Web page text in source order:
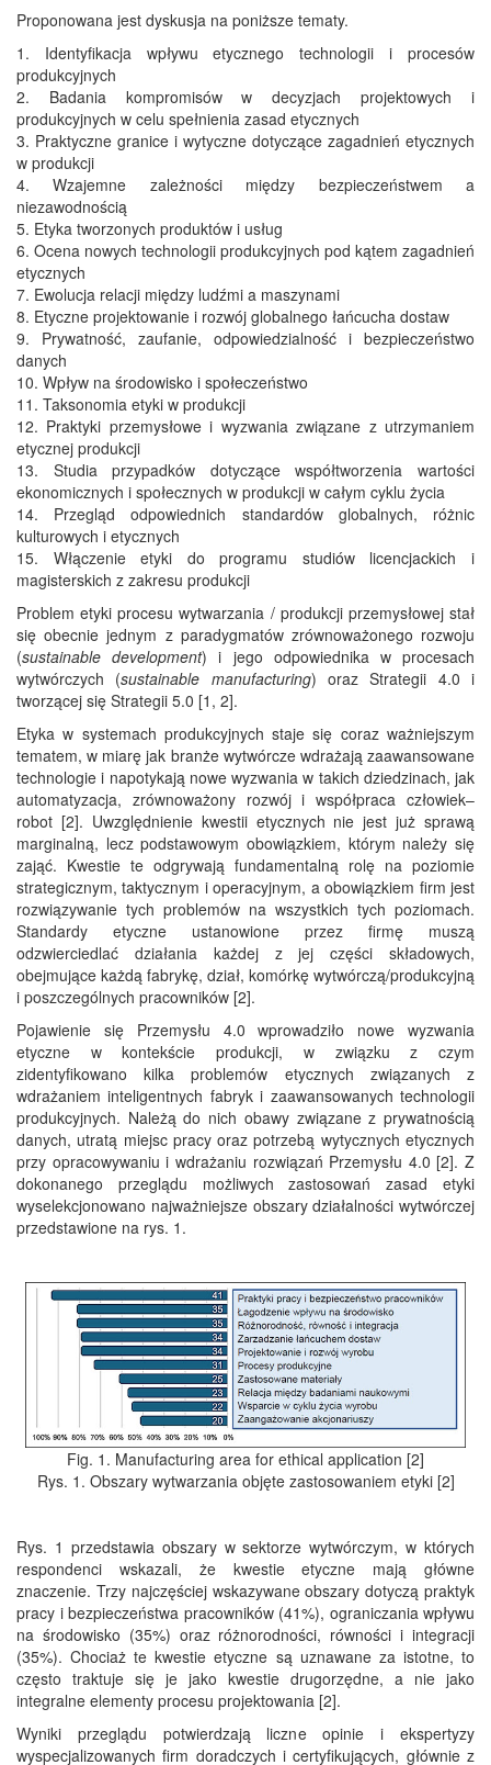
Proponowana jest dyskusja na poniższe tematy.
1. Identyfikacja wpływu etycznego technologii i procesów
produkcyjnych
2. Badania kompromisów w decyzjach projektowych i
produkcyjnych w celu spełnienia zasad etycznych
3. Praktyczne granice i wytyczne dotyczące zagadnień etycznych
w produkcji
4. Wzajemne zależności między bezpieczeństwem a
niezawodnością
5. Etyka tworzonych produktów i usług
6. Ocena nowych technologii produkcyjnych pod kątem zagadnień
etycznych
7. Ewolucja relacji między ludźmi a maszynami
8. Etyczne projektowanie i rozwój globalnego łańcucha dostaw
9. Prywatność, zaufanie, odpowiedzialność i bezpieczeństwo
danych
10. Wpływ na środowisko i społeczeństwo
11. Taksonomia etyki w produkcji
12. Praktyki przemysłowe i wyzwania związane z utrzymaniem
etycznej produkcji
13. Studia przypadków dotyczące współtworzenia wartości
ekonomicznych i społecznych w produkcji w całym cyklu życia
14. Przegląd odpowiednich standardów globalnych, różnic
kulturowych i etycznych
15. Włączenie etyki do programu studiów licencjackich i
magisterskich z zakresu produkcji
Problem etyki procesu wytwarzania / produkcji przemysłowej stał
się obecnie jednym z paradygmatów zrównoważonego rozwoju
(sustainable development) i jego odpowiednika w procesach
wytwórczych (sustainable manufacturing) oraz Strategii 4.0 i
tworzącej się Strategii 5.0 [1, 2].
Etyka w systemach produkcyjnych staje się coraz ważniejszym
tematem, w miarę jak branże wytwórcze wdrażają zaawansowane
technologie i napotykają nowe wyzwania w takich dziedzinach, jak
automatyzacja, zrównoważony rozwój i współpraca człowiek–
robot [2]. Uwzględnienie kwestii etycznych nie jest już sprawą
marginalną, lecz podstawowym obowiązkiem, którym należy się
zająć. Kwestie te odgrywają fundamentalną rolę na poziomie
strategicznym, taktycznym i operacyjnym, a obowiązkiem firm jest
rozwiązywanie tych problemów na wszystkich tych poziomach.
Standardy etyczne ustanowione przez firmę muszą
odzwierciedlać działania każdej z jej części składowych,
obejmujące każdą fabrykę, dział, komórkę wytwórczą/produkcyjną
i poszczególnych pracowników [2].
Pojawienie się Przemysłu 4.0 wprowadziło nowe wyzwania
etyczne w kontekście produkcji, w związku z czym
zidentyfikowano kilka problemów etycznych związanych z
wdrażaniem inteligentnych fabryk i zaawansowanych technologii
produkcyjnych. Należą do nich obawy związane z prywatnością
danych, utratą miejsc pracy oraz potrzebą wytycznych etycznych
przy opracowywaniu i wdrażaniu rozwiązań Przemysłu 4.0 [2]. Z
dokonanego przeglądu możliwych zastosowań zasad etyki
wyselekcjonowano najważniejsze obszary działalności wytwórczej
przedstawione na rys. 1.
Fig. 1. Manufacturing area for ethical application [2]
Rys. 1. Obszary wytwarzania objęte zastosowaniem etyki [2]
Rys. 1 przedstawia obszary w sektorze wytwórczym, w których
respondenci wskazali, że kwestie etyczne mają główne
znaczenie. Trzy najczęściej wskazywane obszary dotyczą praktyk
pracy i bezpieczeństwa pracowników (41%), ograniczania wpływu
na środowisko (35%) oraz różnorodności, równości i integracji
(35%). Chociaż te kwestie etyczne są uznawane za istotne, to
często traktuje się je jako kwestie drugorzędne, a nie jako
integralne elementy procesu projektowania [2].
Wyniki przeglądu potwierdzają liczne opinie i ekspertyzy
wyspecjalizowanych firm doradczych i certyfikujących, głównie z